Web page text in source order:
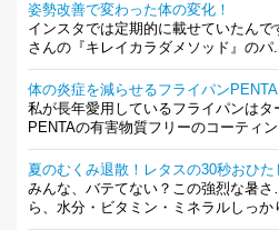
姿勢改善で変わった体の変化！
インスタでは定期的に載せていたん
さんの『キレイカラダメソッド』のパ
体の炎症を減らせるフライパンPENTA
私が長年愛用しているフライパンはタ
PENTAの有害物質フリーのコーティ
夏のむくみ退散！レタスの30秒おひた
みんな、バテてない？この強烈な暑
ら、水分・ビタミン・ミネラルしっか